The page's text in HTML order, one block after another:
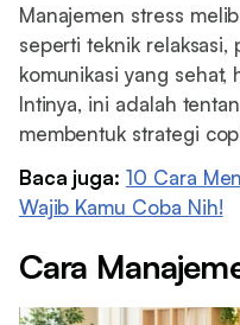
Manajemen stress
seperti teknik relaksasi,
komunikasi yang sehat,
Intinya, ini adalah
membentuk strategi
Baca juga: 10 Cara
Wajib Kamu Coba Nih!
Cara